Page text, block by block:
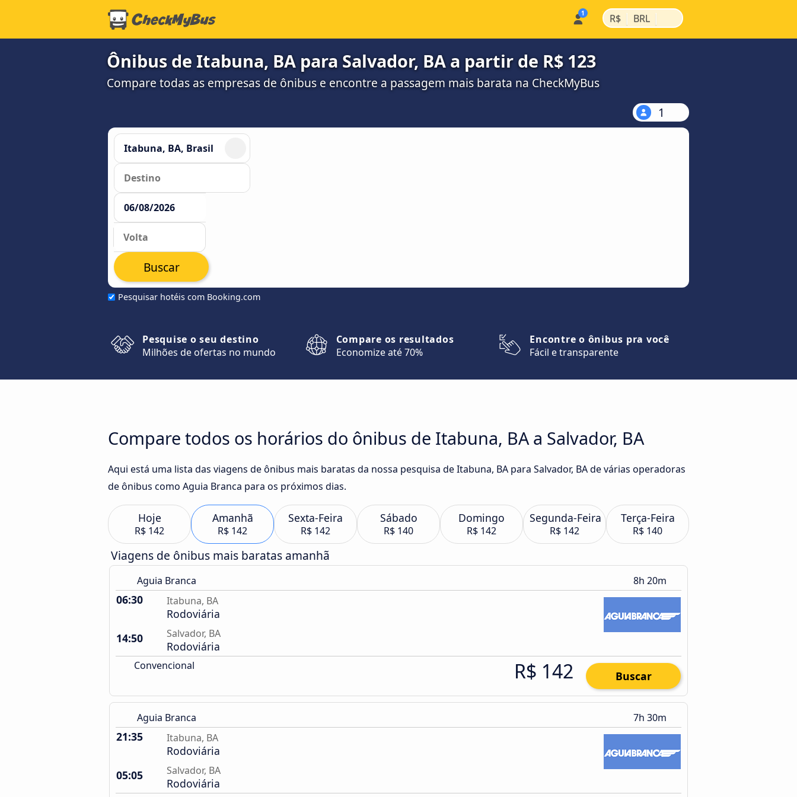
R$ | BRL |
Ônibus de Itabuna, BA para Salvador, BA a partir de R$ 123
Compare todas as empresas de ônibus e encontre a passagem mais barata na CheckMyBus
1
Pesquisar hotéis com Booking.com
Buscar
Pesquise o seu destino
Milhões de ofertas no mundo
Compare os resultados
Economize até 70%
Encontre o ônibus pra você
Fácil e transparente
Compare todos os horários do ônibus de Itabuna, BA a Salvador, BA
Aqui está uma lista das viagens de ônibus mais baratas da nossa pesquisa de Itabuna, BA para Salvador, BA de várias operadoras
de ônibus como Aguia Branca para os próximos dias.
Hoje
R$ 142
Amanhã
R$ 142
Sexta-Feira
R$ 142
Sábado
R$ 140
Domingo
R$ 142
Segunda-Feira
R$ 142
Terça-Feira
R$ 140
Viagens de ônibus mais baratas amanhã
Aguia Branca 8h 20m
06:30 Itabuna, BA
Rodoviária
14:50
Salvador, BA
Rodoviária
Convencional R$ 142 Buscar
Aguia Branca 7h 30m
21:35 Itabuna, BA
Rodoviária
05:05
Salvador, BA
Rodoviária